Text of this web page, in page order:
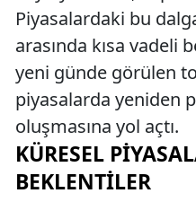
Piyasalardaki bu
arasında kısa vadeli
yeni günde görülen
piyasalarda yeniden
oluşmasına yol açtı.
KÜRESEL
BEKLENTILER